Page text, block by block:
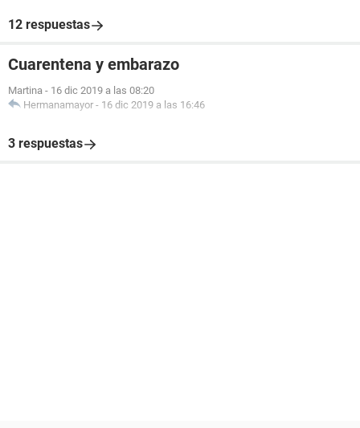
12 respuestas
Cuarentena y embarazo
Martina - 16 dic 2019 a las 08:20
Hermanamayor - 16 dic 2019 a las 16:46
3 respuestas